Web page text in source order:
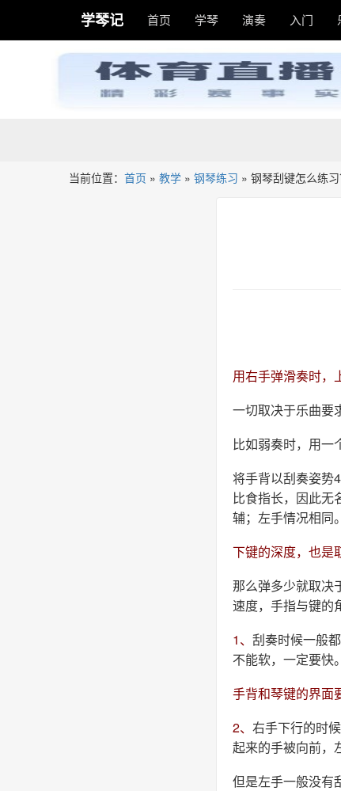
学琴记 首页 学琴 演奏 入门
当前位置： 首页 » 教学 » 钢琴练习 » 钢琴刮键怎么练习
用右手弹滑奏时，
一切取决于乐曲要
比如弱奏时，用一
将手背以刮奏姿势
比食指长，因此无
辅；左手情况相同。
下键的深度，也是
那么弹多少就取决
速度，手指与键的
1、 刮奏时候一般
不能软，一定要快。
手背和琴键的界面
2、 右手下行的时
起来的手被向前，
但是左手一般没有